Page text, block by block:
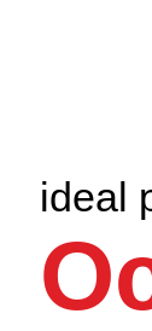
ideal